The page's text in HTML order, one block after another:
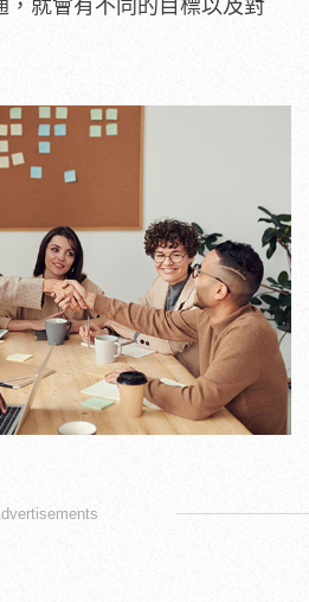
，就會有不同的目標以及對